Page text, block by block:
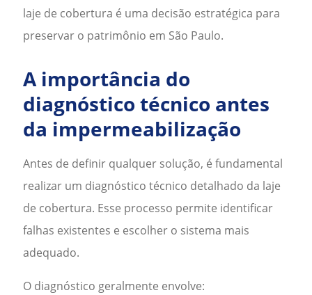
laje de cobertura é uma decisão estratégica para
preservar o patrimônio em São Paulo.
A importância do
diagnóstico técnico antes
da impermeabilização
Antes de definir qualquer solução, é fundamental
realizar um diagnóstico técnico detalhado da laje
de cobertura. Esse processo permite identificar
falhas existentes e escolher o sistema mais
adequado.
O diagnóstico geralmente envolve: